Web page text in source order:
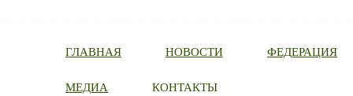
ГЛАВНАЯ НОВОСТИ ФЕДЕРАЦИЯ
МЕДИА КОНТАКТЫ